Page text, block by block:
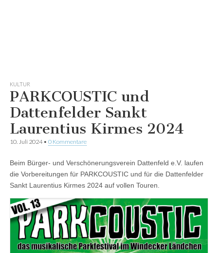
KULTUR
PARKCOUSTIC und
Dattenfelder Sankt
Laurentius Kirmes 2024
10. Juli 2024• 0 Kommentare
Beim Bürger- und Verschönerungsverein Dattenfeld e.V. laufen
die Vorbereitungen für PARKCOUSTIC und für die Dattenfelder
Sankt Laurentius Kirmes 2024 auf vollen Touren.